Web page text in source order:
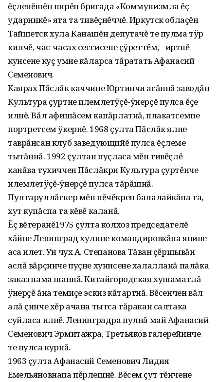
ĕçленĕшĕн пирĕн бригада «Коммунизмла ĕç
ударникĕ» ята та тивĕçнĕччĕ. Иркутск облаçĕн
Тайшетск хула Канашĕн депутачĕ те пулма тÿр
килчĕ, час-часах сессисене çÿреттĕм, - иртнĕ
кунсене куç умне кăларса тăратать Афанасий
Семенович.
Каярах Пăслăк каччине Юртинчи асăннă заводăн
Культура çуртне илемлетÿçĕ-ÿнерçĕ пулса ĕçе
илнĕ. Вăл афишăсем капăрлатнă, плакатсемпе
портретсем ÿкернĕ. 1968 çулта Пăслăк ялне
таврăнсан клуб заведующийĕ пулса ĕçлеме
тытăннă. 1992 çултан пуçласа мĕн тивĕçлĕ
канăва тухиччен Пăслăкри Культура çуртĕнче
илемлетÿçĕ-ÿнерçĕ пулса тăрăшнă.
Пултаруллăскер мĕн пĕчĕкрен балалайкăпа та,
хут купăспа та кĕвĕ каланă.
Ĕç вĕтеранĕ1975 çулта колхоз председателĕ
хăйне Ленинград хулине командировкăна янине
аса илет. Ун чух А. Степанова Тăван çĕршывăн
аслă вăрçинче пуçне хунисене халалланă палăка
заказ пама шаннă. Китайгородская хушаматлă
ÿнерçĕ ăна темиçе эскиз кăтартнă. Вĕсенчен вăл
алă çинче хĕр ачана тытса тăракан салтака
суйласа илнĕ. Ленинградра пулнă май Афанасий
Семенович Эрмитажра, Третьяков галерейинче
те пулса курнă.
1963 çулта Афанасий Семенович Лидия
Емельяновнапа пĕрлешнĕ. Вĕсем çут тĕнчене